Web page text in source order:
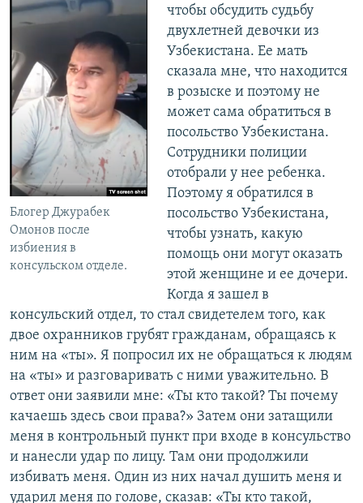
Блогер Джурабек
Омонов после
избиения в
консульском отделе.
чтобы обсудить судьбу
двухлетней девочки из
Узбекистана. Ее мать
сказала мне, что находится
в розыске и поэтому не
может сама обратиться в
посольство Узбекистана.
Сотрудники полиции
отобрали у нее ребенка.
Поэтому я обратился в
посольство Узбекистана,
чтобы узнать, какую
помощь они могут оказать
этой женщине и ее дочери.
Когда я зашел в
консульский отдел, то стал свидетелем того, как
двое охранников грубят гражданам, обращаясь к
ним на «ты». Я попросил их не обращаться к людям
на «ты» и разговаривать с ними уважительно. В
ответ они заявили мне: «Ты кто такой? Ты почему
качаешь здесь свои права?» Затем они затащили
меня в контрольный пункт при входе в консульство
и нанесли удар по лицу. Там они продолжили
избивать меня. Один из них начал душить меня и
ударил меня по голове, сказав: «Ты кто такой,